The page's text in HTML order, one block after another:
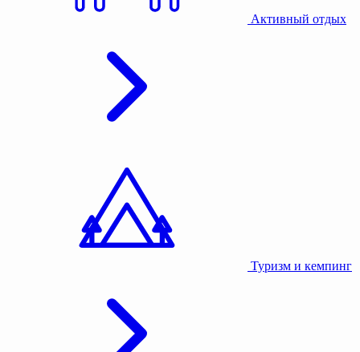
Активный отдых
Туризм и кемпинг